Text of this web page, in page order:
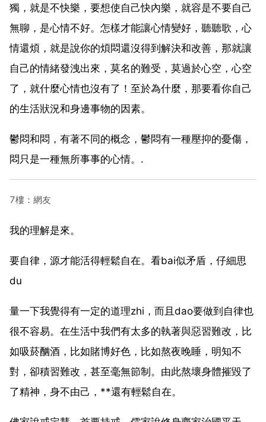
獨，就是不快樂，要想使自己快內樂，就容是不要自己
無聊，是心情不好。怎樣才能讓心情變好，聽聽歌，心
情還煩，就是說你的煩悶還沒得到解決和改善，那就讓
自己的情緒發洩出來，莫名的難受，莫過於心空，心空
了，就什麼心情也沒有了！至於為什麼，那要看你自己
的生活狀況和身邊事物的因素。
鬱悶和悶，有著不同的概念，鬱悶有一種壓抑的憂傷，
悶只是一種無所事事的心情。.
7樓：網友
我的理解是來。
要自律，源才能活得輕鬆自在。看bai似矛盾，仔細思
du
量一下我覺得有一定的道理zhi，而且dao要做到自律也
很不容易。在生活中我們有太多的執著與惡習難改，比
如吸菸酗酒，比如賭博好色，比如熬夜晚睡，明知不
對，卻積習難改，甚至毫無節制。由此熬壞身體摧毀了
了精神，身不由己，**還有輕鬆自在。